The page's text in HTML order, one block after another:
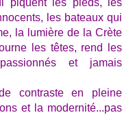
piquent les pieds, les
les bateaux qui
la lumière de la Crète
les têtes, rend les
et jamais
contraste en pleine
et la modernité...pas